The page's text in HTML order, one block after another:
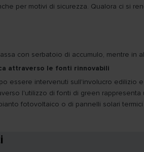
per motivi di sicurezza. Qualora ci si
con serbatoio di accumulo, mentre
attraverso le fonti rinnovabili
essere intervenuti sull'involucro edilizio
l'utilizzo di fonti di green
fotovoltaico o di pannelli solari